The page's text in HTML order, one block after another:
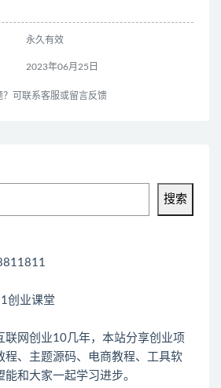
永久有效
2023年06月25日
？可联系客服或留言反馈
搜索
创业课堂
联网创业10几年，本站分享创业项
程、主题源码、电商教程、工具软
能和大家一起学习进步。